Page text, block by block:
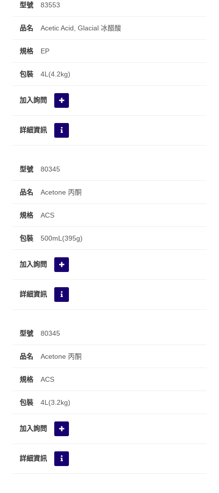
83553
Acetic Acid, Glacial 冰醋酸
EP
4L(4.2kg)
80345
Acetone 丙酮
ACS
500mL(395g)
80345
Acetone 丙酮
ACS
4L(3.2kg)